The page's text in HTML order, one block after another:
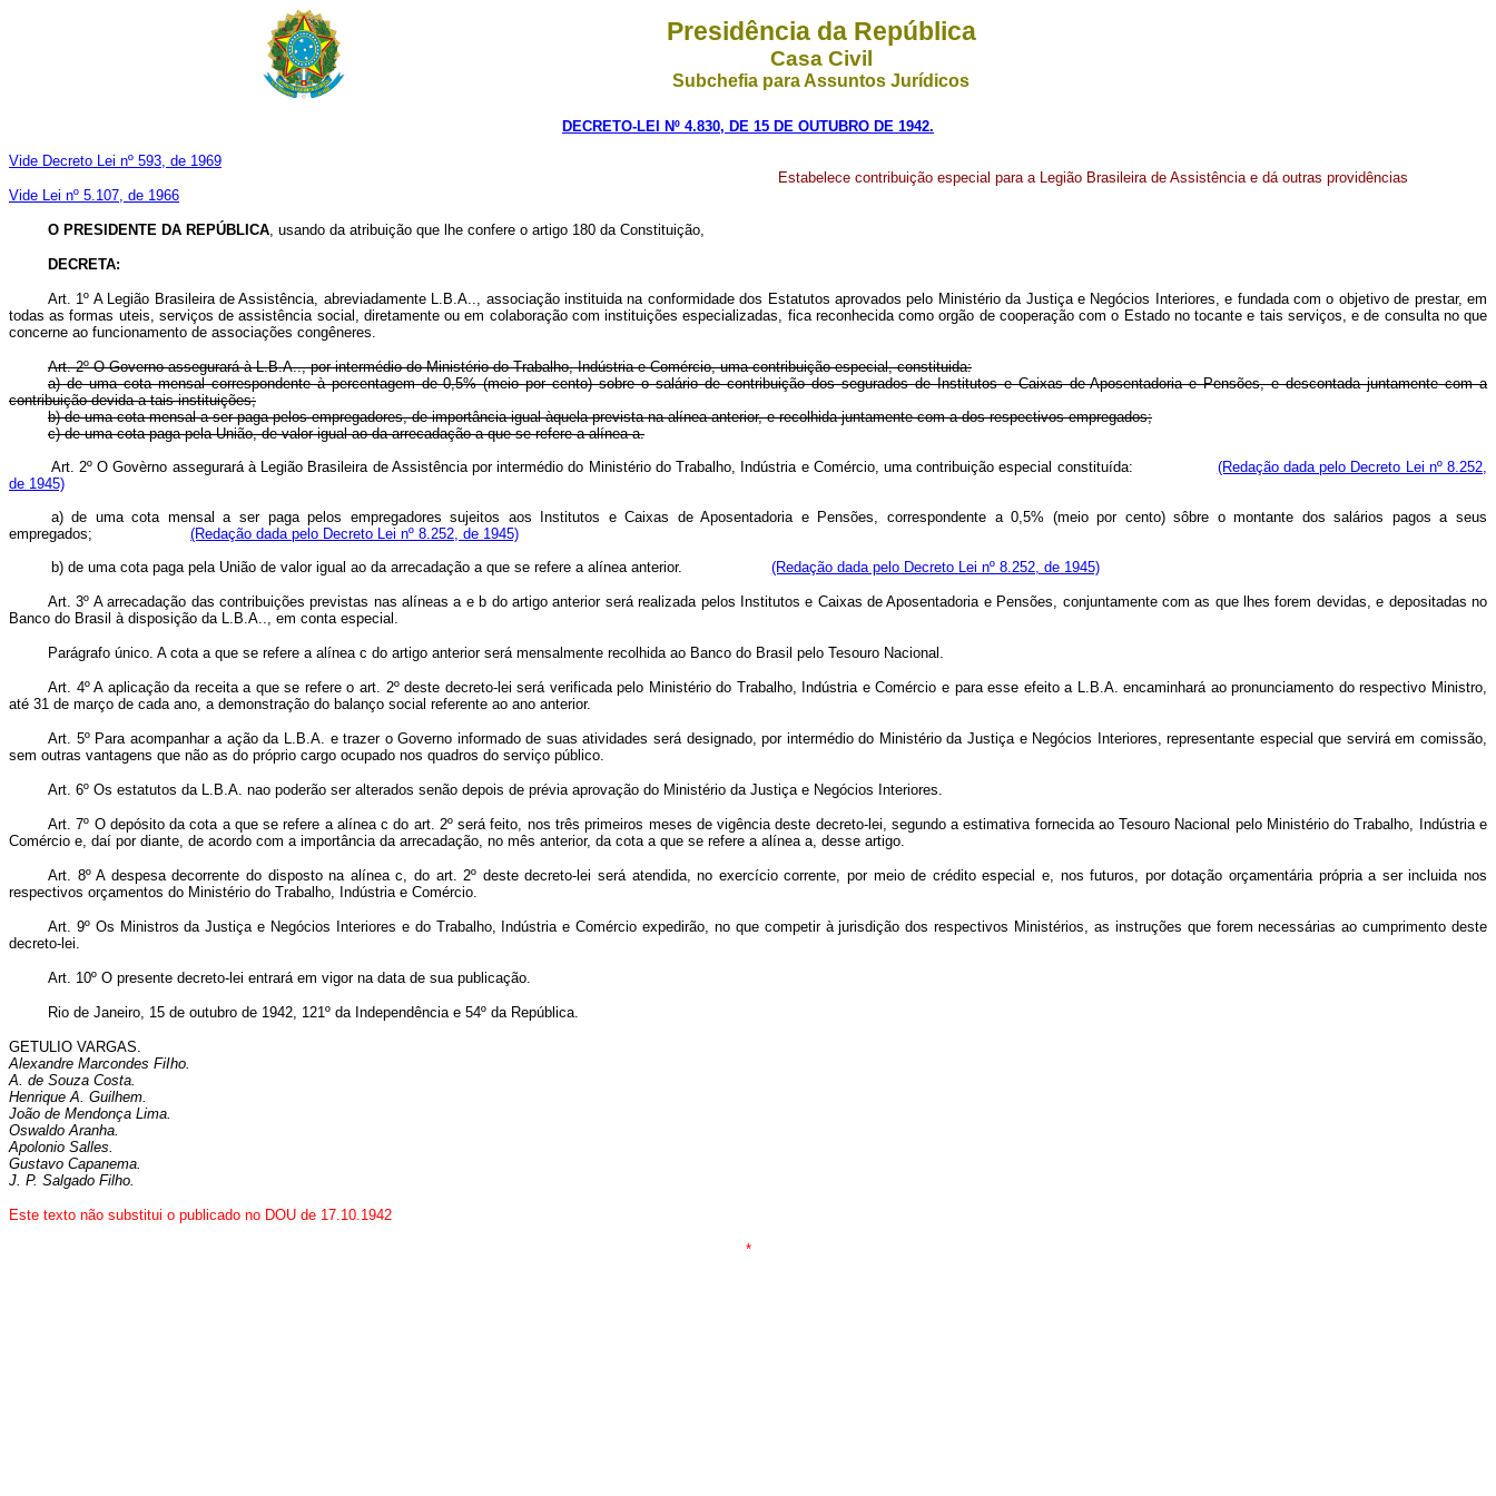
Presidência da República
Casa Civil
Subchefia para Assuntos Jurídicos
DECRETO-LEI Nº 4.830, DE 15 DE OUTUBRO DE 1942.
Vide Decreto Lei nº 593, de 1969
Vide Lei nº 5.107, de 1966
Estabelece contribuição especial para a Legião Brasileira de Assistência e dá outras providências
O PRESIDENTE DA REPÚBLICA, usando da atribuição que lhe confere o artigo 180 da Constituição,
DECRETA:
Art. 1º A Legião Brasileira de Assistência, abreviadamente L.B.A.., associação instituida na conformidade dos Estatutos aprovados pelo Ministério da Justiça e Negócios Interiores, e fundada com o objetivo de prestar, em
todas as formas uteis, serviços de assistência social, diretamente ou em colaboração com instituições especializadas, fica reconhecida como orgão de cooperação com o Estado no tocante e tais serviços, e de consulta no que
concerne ao funcionamento de associações congêneres.
Art.2º O Governo assegurará à L.B.A.., por intermédio do Ministério do Trabalho, Indústria e Comércio, uma contribuição especial, constituida:
a) de uma cota mensal correspondente à percentagem de 0,5% (meio por cento) sobre o salário de contribuição dos segurados de Institutos e Caixas de Aposentadoria e Pensões, e descontada juntamente com a
contribuição devida a tais instituições;
b) de uma cota mensal a ser paga pelos empregadores, de importância igual àquela prevista na alínea anterior, e recolhida juntamente com a dos respectivos empregados;
c) de uma cota paga pela União, de valor igual ao da arrecadação a que se refere a alínea a.
Art. 2º O Govèrno assegurará à Legião Brasileira de Assistência por intermédio do Ministério do Trabalho, Indústria e Comércio, uma contribuição especial constituída: (Redação dada pelo Decreto Lei nº 8.252,
de 1945)
a) de uma cota mensal a ser paga pelos empregadores sujeitos aos Institutos e Caixas de Aposentadoria e Pensões, correspondente a 0,5% (meio por cento) sôbre o montante dos salários pagos a seus
empregados; (Redação dada pelo Decreto Lei nº 8.252, de 1945)
b) de uma cota paga pela União de valor igual ao da arrecadação a que se refere a alínea anterior. (Redação dada pelo Decreto Lei nº 8.252, de 1945)
Art. 3º A arrecadação das contribuições previstas nas alíneas a e b do artigo anterior será realizada pelos Institutos e Caixas de Aposentadoria e Pensões, conjuntamente com as que lhes forem devidas, e depositadas no
Banco do Brasil à disposição da L.B.A.., em conta especial.
Parágrafo único. A cota a que se refere a alínea c do artigo anterior será mensalmente recolhida ao Banco do Brasil pelo Tesouro Nacional.
Art. 4º A aplicação da receita a que se refere o art. 2º deste decreto-lei será verificada pelo Ministério do Trabalho, Indústria e Comércio e para esse efeito a L.B.A. encaminhará ao pronunciamento do respectivo Ministro,
até 31 de março de cada ano, a demonstração do balanço social referente ao ano anterior.
Art. 5º Para acompanhar a ação da L.B.A. e trazer o Governo informado de suas atividades será designado, por intermédio do Ministério da Justiça e Negócios Interiores, representante especial que servirá em comissão,
sem outras vantagens que não as do próprio cargo ocupado nos quadros do serviço público.
Art. 6º Os estatutos da L.B.A. nao poderão ser alterados senão depois de prévia aprovação do Ministério da Justiça e Negócios Interiores.
Art. 7º O depósito da cota a que se refere a alínea c do art. 2º será feito, nos três primeiros meses de vigência deste decreto-lei, segundo a estimativa fornecida ao Tesouro Nacional pelo Ministério do Trabalho, Indústria e
Comércio e, daí por diante, de acordo com a importância da arrecadação, no mês anterior, da cota a que se refere a alínea a, desse artigo.
Art. 8º A despesa decorrente do disposto na alínea c, do art. 2º deste decreto-lei será atendida, no exercício corrente, por meio de crédito especial e, nos futuros, por dotação orçamentária própria a ser incluida nos
respectivos orçamentos do Ministério do Trabalho, Indústria e Comércio.
Art. 9º Os Ministros da Justiça e Negócios Interiores e do Trabalho, Indústria e Comércio expedirão, no que competir à jurisdição dos respectivos Ministérios, as instruções que forem necessárias ao cumprimento deste
decreto-lei.
Art. 10º O presente decreto-lei entrará em vigor na data de sua publicação.
Rio de Janeiro, 15 de outubro de 1942, 121º da Independência e 54º da República.
GETULIO VARGAS.
Alexandre Marcondes FiIho.
A. de Souza Costa.
Henrique A. Guilhem.
João de Mendonça Lima.
Oswaldo Aranha.
Apolonio Salles.
Gustavo Capanema.
J. P. Salgado Filho.
Este texto não substitui o publicado no DOU de 17.10.1942
*